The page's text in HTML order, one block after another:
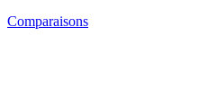
Comparaisons